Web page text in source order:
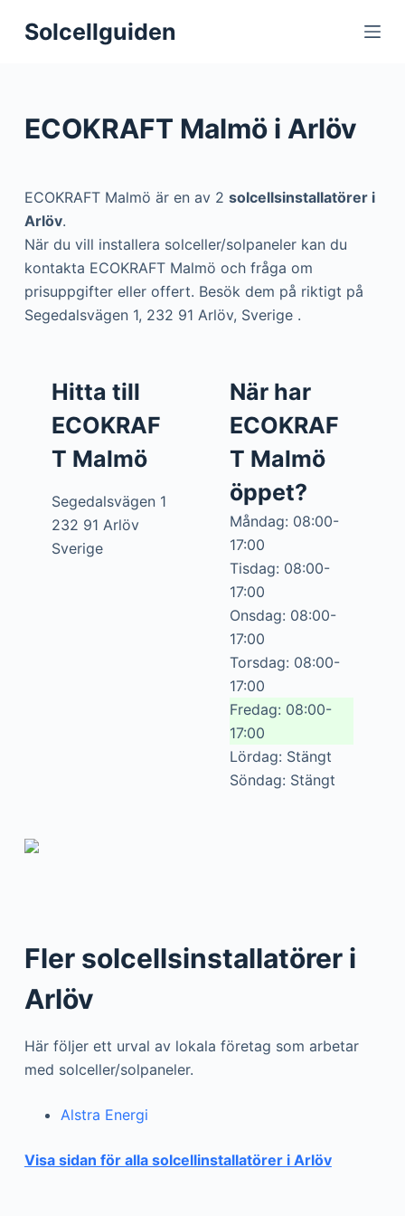
S
o
Solcellguiden
ECOKRAFT Malmö i Arlöv
ECOKRAFT Malmö är en av 2 solcellsinstallatörer i
Arlöv.
När du vill installera solceller/solpaneler kan du
kontakta ECOKRAFT Malmö och fråga om
prisuppgifter eller offert. Besök dem på riktigt på
Segedalsvägen 1, 232 91 Arlöv, Sverige .
Hitta till
ECOKRAF
T Malmö
Segedalsvägen 1
232 91 Arlöv
Sverige
När har
ECOKRAF
T Malmö
öppet?
Måndag: 08:00-
17:00
Tisdag: 08:00-
17:00
Onsdag: 08:00-
17:00
Torsdag: 08:00-
17:00
Fredag: 08:00-
17:00
Lördag: Stängt
Söndag: Stängt
Fler solcellsinstallatörer i
Arlöv
Här följer ett urval av lokala företag som arbetar
med solceller/solpaneler.
Alstra Energi
Visa sidan för alla solcellinstallatörer i Arlöv